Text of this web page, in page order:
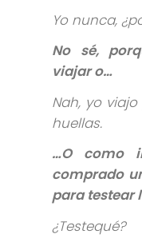
Yo nunca,
No sé,
viajar o…
Nah, yo
huellas.
…O como
comprado
para testear
¿Testequé?